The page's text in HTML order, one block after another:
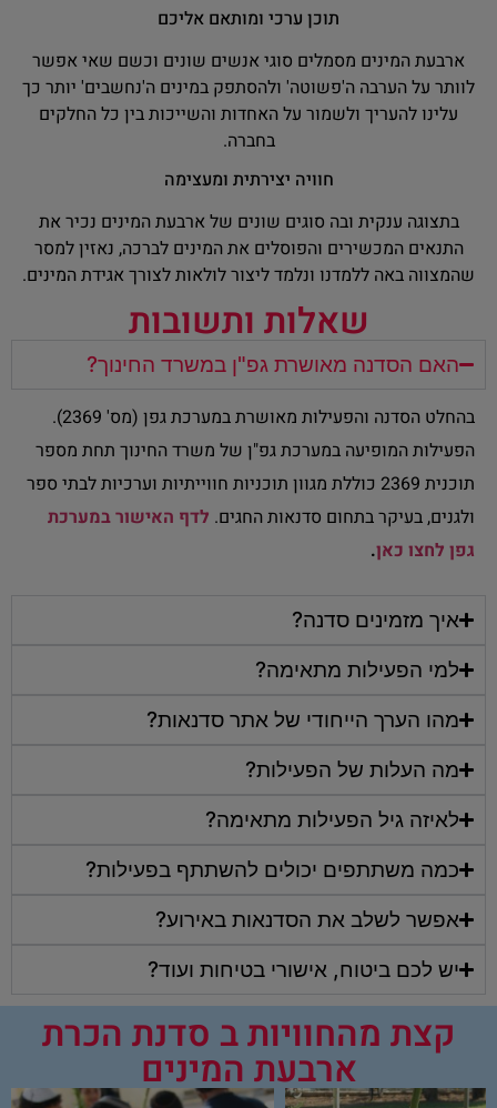
תוכן ערכי ומותאם אליכם
ארבעת המינים מסמלים סוגי אנשים שונים וכשם שאי אפשר
לוותר על הערבה ה'פשוטה' ולהסתפק במינים ה'נחשבים' יותר כך
עלינו להעריך ולשמור על האחדות והשייכות בין כל החלקים
בחברה.
חוויה יצירתית ומעצימה
בתצוגה ענקית ובה סוגים שונים של ארבעת המינים נכיר את
התנאים המכשירים והפוסלים את המינים לברכה, נאזין למסר
שהמצווה באה ללמדנו ונלמד ליצור לולאות לצורך אגידת המינים.
שאלות ותשובות
האם הסדנה מאושרת גפ"ן במשרד החינוך?
בהחלט הסדנה והפעילות מאושרת במערכת גפן (מס' 2369).
הפעילות המופיעה במערכת גפ"ן של משרד החינוך תחת מספר
תוכנית 2369 כוללת מגוון תוכניות חווייתיות וערכיות לבתי ספר
ולגנים, בעיקר בתחום סדנאות החגים. לדף האישור במערכת
גפן לחצו כאן.
איך מזמינים סדנה?
למי הפעילות מתאימה?
מהו הערך הייחודי של אתר סדנאות?
מה העלות של הפעילות?
לאיזה גיל הפעילות מתאימה?
כמה משתתפים יכולים להשתתף בפעילות?
אפשר לשלב את הסדנאות באירוע?
יש לכם ביטוח, אישורי בטיחות ועוד?
קצת מהחוויות ב סדנת הכרת
ארבעת המינים